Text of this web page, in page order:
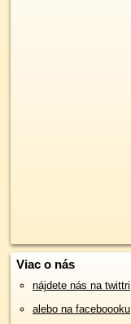
Viac o nás
nájdete nás na twittri
alebo na faceboooku